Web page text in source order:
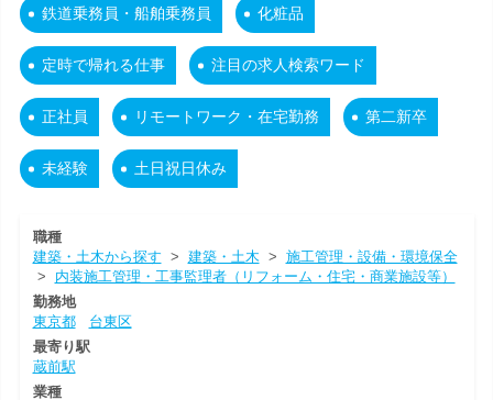
鉄道乗務員・船舶乗務員 化粧品
定時で帰れる仕事 注目の求人検索ワード
正社員 リモートワーク・在宅勤務 第二新卒
未経験 土日祝日休み
職種
建築・土木から探す > 建築・土木 > 施工管理・設備・環境保全
> 内装施工管理・工事監理者（リフォーム・住宅・商業施設等）
勤務地
東京都
台東区
最寄り駅
蔵前駅
業種